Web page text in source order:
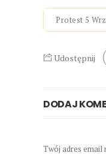
Protest 5
Udostępnij
DODAJ
Twój adres email